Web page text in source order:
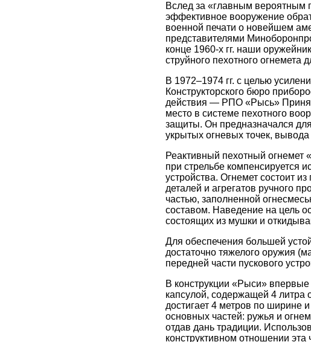
Вслед за «главным вероятным
эффективное вооружение
военной печати о новейшем
представителями
конце 1960-х гг. наши
струйного пехотного
В 1972–1974 гг. с целью
Конструкторского бюро
действия — РПО «Рысь»
место в системе пехотного
защиты. Он предназначался
укрытых огневых точек,
Реактивный пехотный огнемет
при стрельбе компенсируется
устройства. Огнемет состоит
деталей и агрегатов ручного
частью, заполненной
составом. Наведение на цель
состоящих из мушки и
Для обеспечения большей
достаточно тяжелого оружия
передней части пускового
В конструкции «Рыси»
капсулой, содержащей 4 литра
достигает 4 метров по ширине
основных частей: ружья и
отдав дань традиции.
конструктивном отношении эта